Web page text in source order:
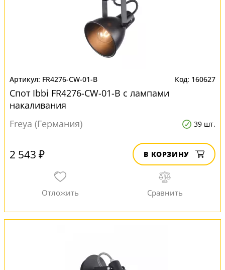
FR4276-CW-01-B 160627
Спот Ibbi FR4276-CW-01-B с лампами
накаливания
Freya (Германия)
39 шт.
2 543 ₽ В КОРЗИНУ